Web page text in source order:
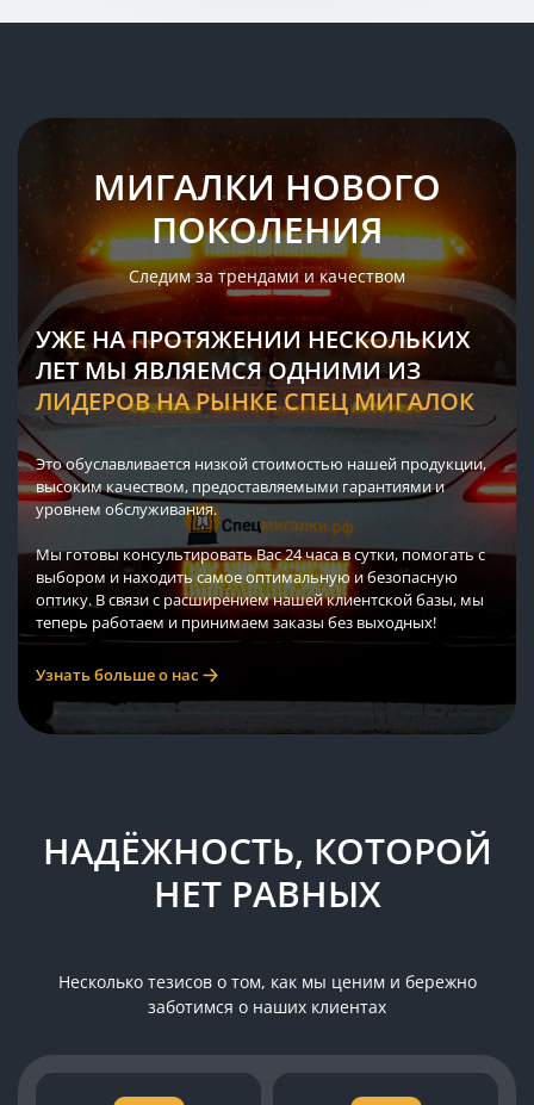
МИГАЛКИ НОВОГО
ПОКОЛЕНИЯ
Следим за трендами и качеством
УЖЕ НА ПРОТЯЖЕНИИ НЕСКОЛЬКИХ
ЛЕТ МЫ ЯВЛЯЕМСЯ ОДНИМИ ИЗ
ЛИДЕРОВ НА РЫНКЕ СПЕЦ МИГАЛОК
Это обуславливается низкой стоимостью нашей продукции,
высоким качеством, предоставляемыми гарантиями и
уровнем обслуживания.
Мы готовы консультировать Вас 24 часа в сутки, помогать с
выбором и находить самое оптимальную и безопасную
оптику. В связи с расширением нашей клиентской базы, мы
теперь работаем и принимаем заказы без выходных!
Узнать больше о нас
НАДЁЖНОСТЬ, КОТОРОЙ
НЕТ РАВНЫХ
Несколько тезисов о том, как мы ценим и бережно
заботимся о наших клиентах